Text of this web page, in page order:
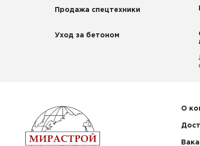
Продажа спецтехники
Уход за бетоном
О